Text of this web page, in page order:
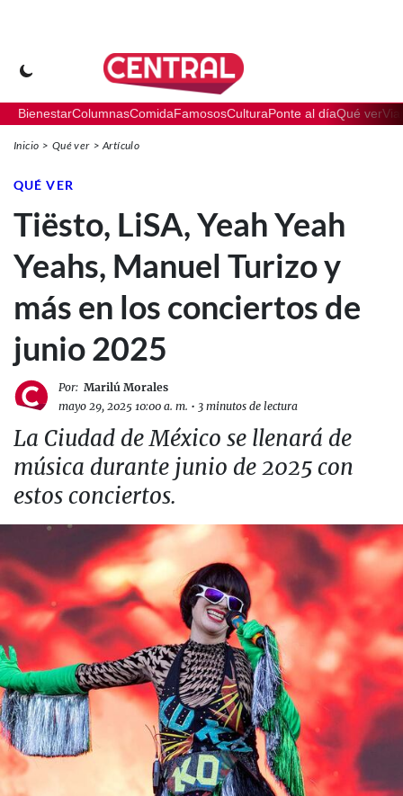
BienestarColumnasComidaFamososCulturaPonte al díaQué ver
Inicio Qué ver Artículo
QUÉ VER
Tiësto, LiSA, Yeah Yeah
Yeahs, Manuel Turizo y
más en los conciertos de
junio 2025
Por: Marilú Morales
mayo 29, 2025 10:00 a. m. • 3 minutos de lectura
La Ciudad de México se llenará de
música durante junio de 2025 con
estos conciertos.